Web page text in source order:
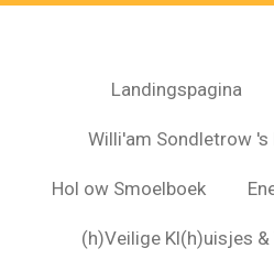
Landingspagina
Willi'am Sondletrow 's
Hol ow Smoelboek
(h)Veilige Kl(h)uisjes